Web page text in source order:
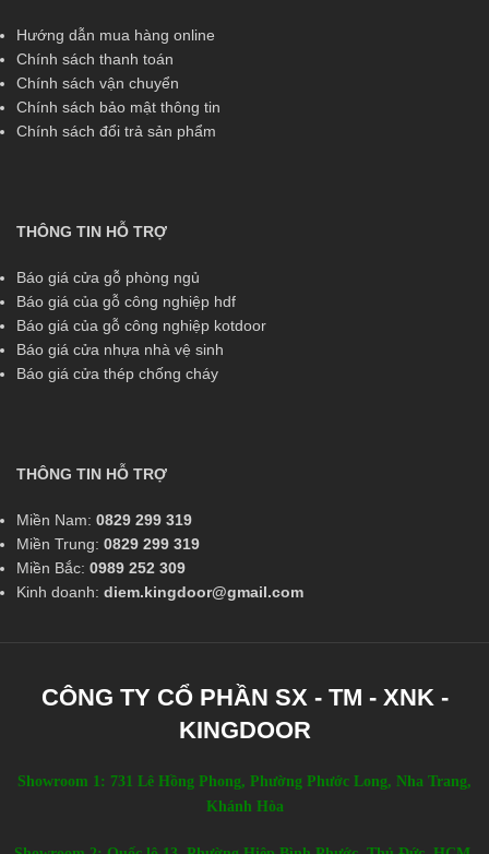
Hướng dẫn mua hàng online
Chính sách thanh toán
Chính sách vận chuyển
Chính sách bảo mật thông tin
Chính sách đổi trả sản phẩm
THÔNG TIN HỖ TRỢ
Báo giá cửa gỗ phòng ngủ
Báo giá của gỗ công nghiệp hdf
Báo giá của gỗ công nghiệp kotdoor
Báo giá cửa nhựa nhà vệ sinh
Báo giá cửa thép chống cháy
THÔNG TIN HỖ TRỢ
Miền Nam: 0829 299 319
Miền Trung: 0829 299 319
Miền Bắc: 0989 252 309
Kinh doanh: diem.kingdoor@gmail.com
CÔNG TY CỔ PHẦN SX - TM - XNK -
KINGDOOR
Showroom 1: 731 Lê Hồng Phong, Phường Phước Long, Nha Trang,
Khánh Hòa